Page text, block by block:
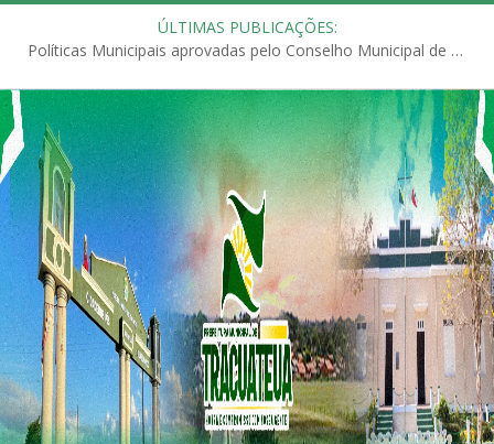
ÚLTIMAS PUBLICAÇÕES:
Políticas Municipais aprovadas pelo Conselho Municipal de Educação (CME)